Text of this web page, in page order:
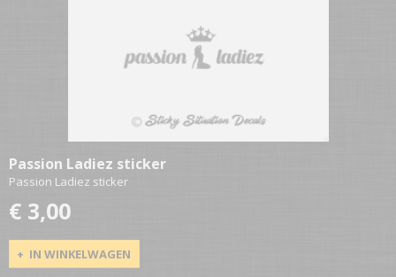
Passion Ladiez sticker
Passion Ladiez sticker
€ 3,00
IN WINKELWAGEN